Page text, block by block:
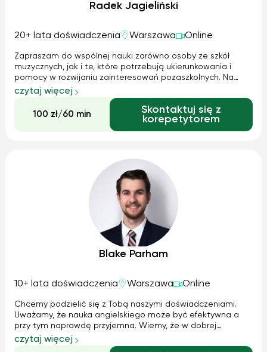
Radek Jagieliński
20+ lata doświadczenia Warszawa Online
Zapraszam do wspólnej nauki zarówno osoby ze szkół
muzycznych, jak i te, które potrzebują ukierunkowania i
pomocy w rozwijaniu zainteresowań pozaszkolnych. Na
wszelkie zapotrzebowania odpowiadam kreatywnie i w
oparciu o ich zrozumienie i uznanie. Zapewniam materiały w
postaci nut, nagrań i in. (do s...
czytaj więcej
100 zł/60 min
Skontaktuj się z
korepetytorem
Blake Parham
10+ lata doświadczenia Warszawa Online
Chcemy podzielić się z Tobą naszymi doświadczeniami.
Uważamy, że nauka angielskiego może być efektywna a
przy tym naprawdę przyjemna. Wiemy, że w dobrej
atmosferze człowiek dużo skuteczniej się uczy. Oferujemy
różnego rodzaju zajęcia dopasowane do Twoich potrzeb i
czytaj więcej